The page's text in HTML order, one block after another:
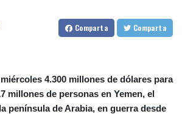
y denuncia "un esfuerzo concertado para
Comparta Comparta
4.300 millones de dólares para
millones de personas en Yemen, el
península de Arabia, en guerra desde